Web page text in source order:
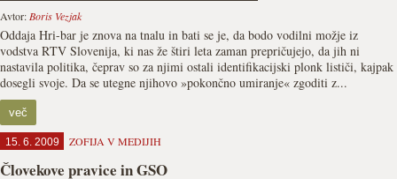
Avtor: Boris Vezjak
Oddaja Hri-bar je znova na tnalu in bati se je, da bodo vodilni možje iz
vodstva RTV Slovenija, ki nas že štiri leta zaman prepričujejo, da jih ni
nastavila politika, čeprav so za njimi ostali identifikacijski plonk lističi, kajpak
dosegli svoje. Da se utegne njihovo »pokončno umiranje« zgoditi z...
več
15. 6. 2009 ZOFIJA V MEDIJIH
Človekove pravice in GSO